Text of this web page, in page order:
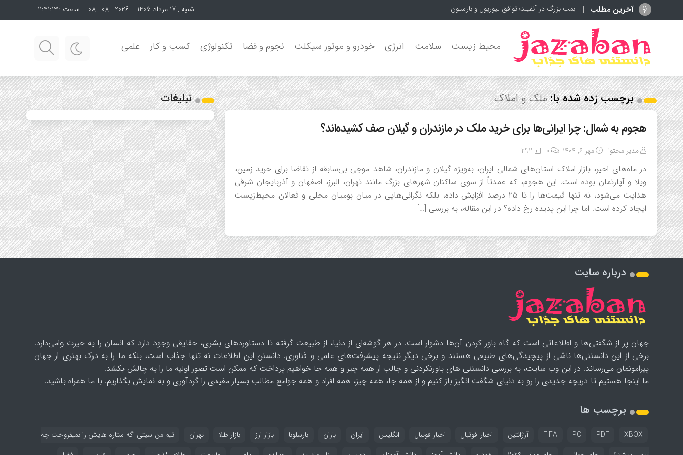
آخرین مطلب بمب بزرگ در آنفیلد؛ توافق لیورپول و بارسلونا برای شنبه , 17 مرداد 1405 2026 - 08 - 08 ساعت :11:41:13
محیط زیست سلامت انرژی خودرو و موتور سیکلت نجوم و فضا تکنولوژی کسب و کار علمی
برچسب زده شده با:ملک و املاک
هجوم به شمال: چرا ایرانی‌ها برای خرید ملک در مازندران و گیلان صف کشیده‌اند؟
مدیر محتوا مهر ۶, ۱۴۰۴ 0
292
در ماه‌های اخیر، بازار املاک استان‌های شمالی ایران، به‌ویژه گیلان و مازندران، شاهد موجی بی‌سابقه از تقاضا برای خرید زمین،
ویلا و آپارتمان بوده است. این هجوم، که عمدتاً از سوی ساکنان شهرهای بزرگ مانند تهران، البرز، اصفهان و آذربایجان شرقی
هدایت می‌شود، نه تنها قیمت‌ها را تا ۲۵ درصد افزایش داده، بلکه نگرانی‌هایی در میان بومیان محلی و فعالان محیط‌زیست
ایجاد کرده است. اما چرا این پدیده رخ داده؟ در این مقاله، به بررسی […]
تبلیغات
درباره سایت
جهان پر از شگفتی‌ها و اطلاعاتی است که گاه باور کردن آن‌ها دشوار است. در هر گوشه‌ای از دنیا، از طبیعت گرفته تا دستاوردهای بشری، حقایقی وجود دارد که انسان را به حیرت وامی‌دارد.
برخی از این دانستنی‌ها ناشی از پیچیدگی‌های طبیعی هستند و برخی دیگر نتیجه پیشرفت‌های علمی و فناوری. دانستن این اطلاعات نه تنها جذاب است، بلکه ما را به درک بهتری از جهان
پیرامونمان می‌رساند. در این وب سایت، به بررسی دانستنی های باورنکردنی و جالب از همه چیز و همه جا خواهیم پرداخت که ممکن است تصور اولیه ما را به چالش بکشد.
ما اینجا هستیم تا دریچه جدیدی را رو به دنیای شگفت انگیز باز کنیم و از همه جا، همه چیز، همه افراد و همه جوامع مطالب بسیار مفیدی را گردآوری و به نمایش بگذاریم. با ما همراه باشید.
برچسب ها
FIFA PC PDF XBOX آرژانتین اخبار_فوتبال اخبار فوتبال انگلیس ایران باران بارسلونا بازار ارز بازار طلا تهران
تیم من سیتی اگه ستاره هایش را نمیفروخت چه